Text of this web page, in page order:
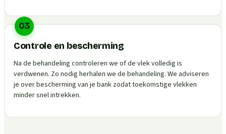
03
Controle en bescherming
Na de behandeling controleren we of de vlek volledig is
verdwenen. Zo nodig herhalen we de behandeling. We adviseren
je over bescherming van je bank zodat toekomstige vlekken
minder snel intrekken.